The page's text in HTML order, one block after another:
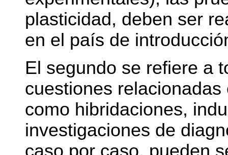
plasticidad, deben ser
en el país de
El segundo se refiere a
cuestiones
como hibridaciones,
investigaciones de